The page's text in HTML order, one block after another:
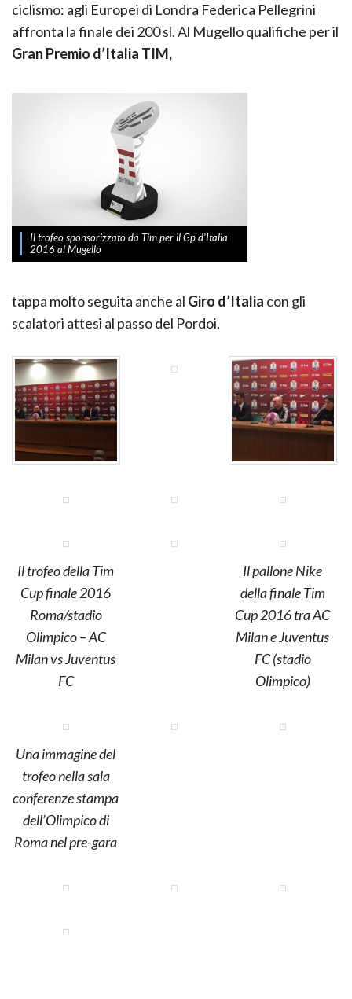
ciclismo: agli Europei di Londra Federica Pellegrini
affronta la finale dei 200 sl. Al Mugello qualifiche per il
Gran Premio d’Italia TIM,
Il trofeo sponsorizzato da Tim per il Gp d’Italia
2016 al Mugello
tappa molto seguita anche al Giro d’Italia con gli
scalatori attesi al passo del Pordoi.
Il trofeo della Tim
Cup finale 2016
Roma/stadio
Olimpico – AC
Milan vs Juventus
FC
Il pallone Nike
della finale Tim
Cup 2016 tra AC
Milan e Juventus
FC (stadio
Olimpico)
Una immagine del
trofeo nella sala
conferenze stampa
dell’Olimpico di
Roma nel pre-gara